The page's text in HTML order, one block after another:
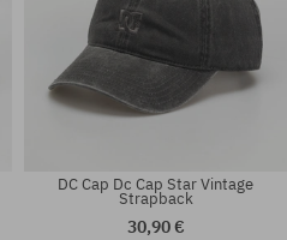
DC Cap Dc Cap Star Vintage
Strapback
30,90 €